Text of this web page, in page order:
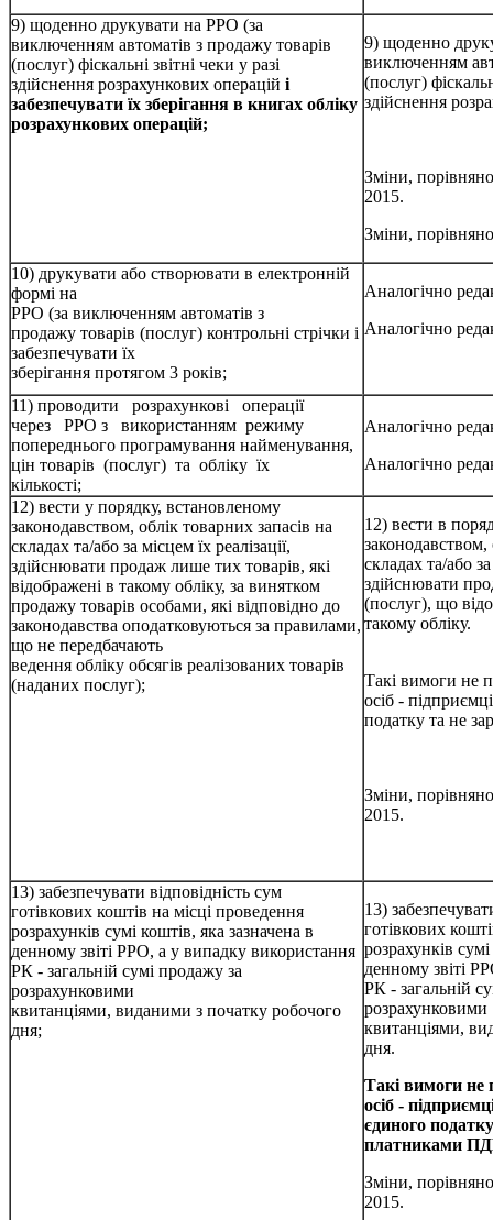
9) щоденно друкувати на РРО (за
виключенням автоматів з продажу товарів
(послуг) фіскальні звітні чеки у разі
здійснення розрахункових операцій і
забезпечувати їх зберігання в книгах обліку
розрахункових операцій;
9) щоденно
виключенням
(послуг)
здійснення
Зміни,
2015.
Зміни,
10) друкувати або створювати в електронній
формі на
РРО (за виключенням автоматів з
продажу товарів (послуг) контрольні стрічки і
забезпечувати їх
зберігання протягом 3 років;
Аналогічно
Аналогічно
11) проводити розрахункові операції
через РРО з використанням режиму
попереднього програмування найменування,
цін товарів (послуг) та обліку їх
кількості;
Аналогічно
Аналогічно
12) вести у порядку, встановленому
законодавством, облік товарних запасів на
складах та/або за місцем їх реалізації,
здійснювати продаж лише тих товарів, які
відображені в такому обліку, за винятком
продажу товарів особами, які відповідно до
законодавства оподатковуються за правилами,
що не передбачають
ведення обліку обсягів реалізованих товарів
(наданих послуг);
12) вести в
законодавством,
складах та/або за
здійснювати
(послуг), що
такому обліку.
Такі вимоги не
осіб -
податку та не
Зміни,
2015.
13) забезпечувати відповідність сум
готівкових коштів на місці проведення
розрахунків сумі коштів, яка зазначена в
денному звіті РРО, а у випадку використання
РК - загальній сумі продажу за
розрахунковими
квитанціями, виданими з початку робочого
дня;
13)
готівкових
розрахунків
денному звіті
РК - загальній
розрахунковими
квитанціями,
дня.
Такі вимоги
осіб -
єдиного
платниками
Зміни,
2015.